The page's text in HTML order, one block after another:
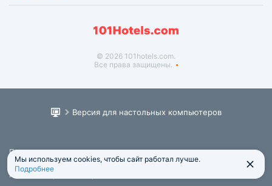
© 2026 101hotels.com.
Все права защищены.
Версия для настольных компьютеров
Пользовательское соглашение
Юридическая информация
Политика обработки персональных данных
Мы используем cookies, чтобы сайт работал лучше.
Подробнее